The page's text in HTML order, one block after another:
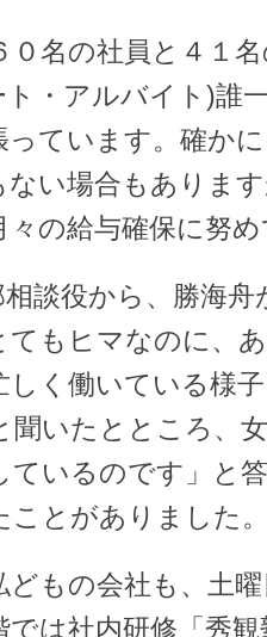
０名の社員と４１
ト・アルバイト)誰
っています。確か
ない場合もありま
々の給与確保に努
相談役から、勝海
てもヒマなのに、
しく働いている様
聞いたとところ、
ているのです」と
ことがありました
もの会社も、土
は社内研修「秀